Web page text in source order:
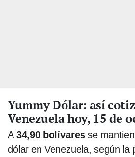
Yummy Dólar: así
Venezuela hoy, 15 de
A 34,90 bolívares se
dólar en Venezuela, según la